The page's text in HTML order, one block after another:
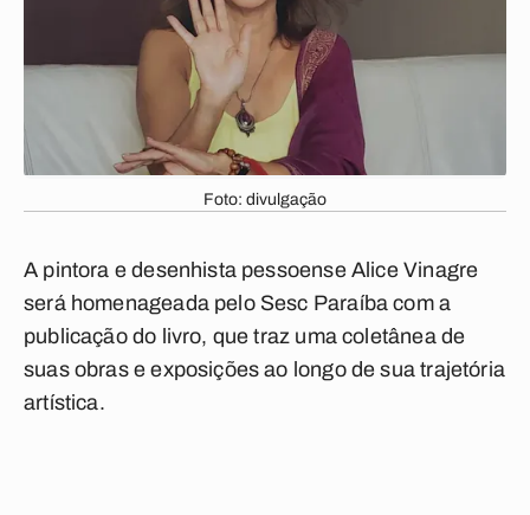
Foto: divulgação
A pintora e desenhista pessoense Alice Vinagre
será homenageada pelo Sesc Paraíba com a
publicação do livro, que traz uma coletânea de
suas obras e exposições ao longo de sua trajetória
artística.